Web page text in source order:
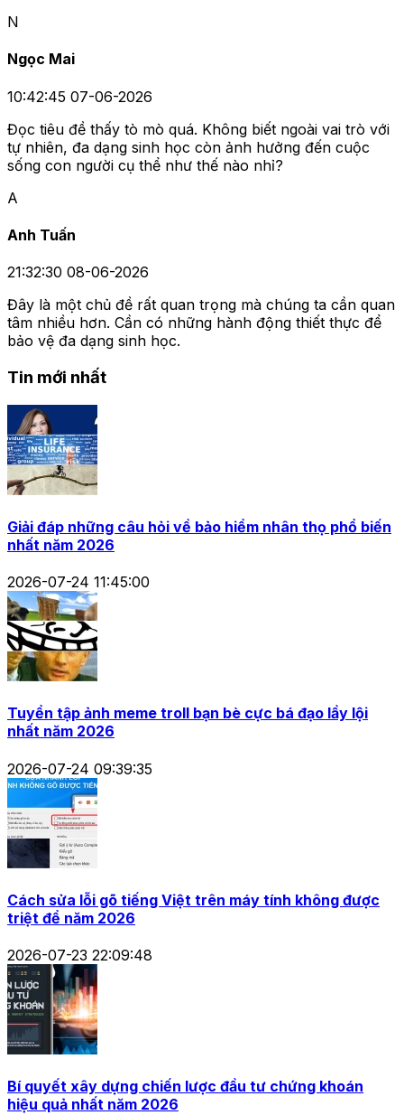
N
Ngọc Mai
10:42:45 07-06-2026
Đọc tiêu đề thấy tò mò quá. Không biết ngoài vai trò với
tự nhiên, đa dạng sinh học còn ảnh hưởng đến cuộc
sống con người cụ thể như thế nào nhỉ?
A
Anh Tuấn
21:32:30 08-06-2026
Đây là một chủ đề rất quan trọng mà chúng ta cần quan
tâm nhiều hơn. Cần có những hành động thiết thực để
bảo vệ đa dạng sinh học.
Tin mới nhất
Giải đáp những câu hỏi về bảo hiểm nhân thọ phổ biến
nhất năm 2026
2026-07-24 11:45:00
Tuyển tập ảnh meme troll bạn bè cực bá đạo lầy lội
nhất năm 2026
2026-07-24 09:39:35
Cách sửa lỗi gõ tiếng Việt trên máy tính không được
triệt để năm 2026
2026-07-23 22:09:48
Bí quyết xây dựng chiến lược đầu tư chứng khoán
hiệu quả nhất năm 2026